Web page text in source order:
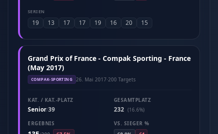
SERIEN
19 13 17 17 19 16 20 15
Grand Prix of France - Compak Sporting - France
(May 2017)
COMPAK-SPORTING 26. Mai 2017·200 Targets
KAT. / KAT.-PLATZ
Senior/39
GESAMTPLATZ
232 (16.6%)
ERGEBNIS
VS. SIEGER %